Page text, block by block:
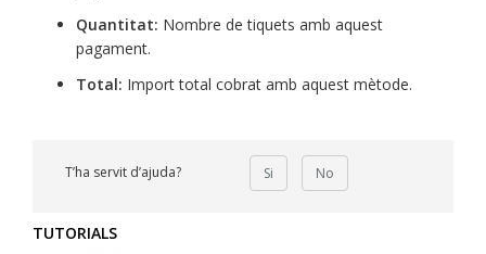
Quantitat: Nombre de tiquets amb aquest
pagament.
Total: Import total cobrat amb aquest mètode.
T’ha servit d’ajuda? Si No
TUTORIALS